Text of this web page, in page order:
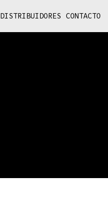
DISTRIBUIDORES CONTACTO